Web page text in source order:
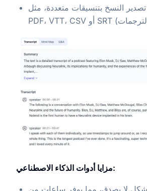
تصدير النسخ بتنسيقات متعددة، مثل TXT، DOCX،
مزايا أدوات الذكاء الاصطناعي: